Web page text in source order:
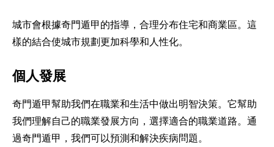
城市會根據奇門遁甲的指導，合理分布住宅和商業區。這
樣的結合使城市規劃更加科學和人性化。
個人發展
奇門遁甲幫助我們在職業和生活中做出明智決策。它幫助
我們理解自己的職業發展方向，選擇適合的職業道路。通
過奇門遁甲，我們可以預測和解決疾病問題。